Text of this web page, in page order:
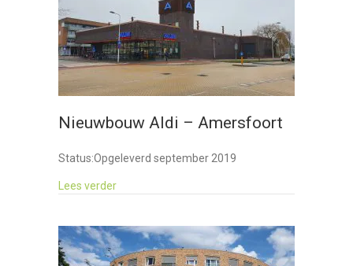
Nieuwbouw Aldi – Amersfoort
Status:Opgeleverd september 2019
Lees verderabout Nieuwbouw Aldi – Amersfoort